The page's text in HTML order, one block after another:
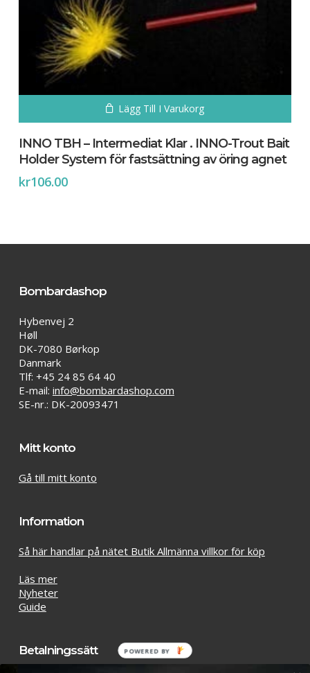
Lägg Till I Varukorg
INNO TBH – Intermediat Klar . INNO-Trout Bait
Holder System för fastsättning av öring agnet
kr106.00
Bombardashop
Hybenvej 2
Høll
DK-7080 Børkop
Danmark
Tlf: +45 24 85 64 40
E-mail: info@bombardashop.com
SE-nr.: DK-20093471
Mitt konto
Gå till mitt konto
Information
Så här handlar på nätet Butik Allmänna villkor för köp
Läs mer
Nyheter
Guide
Betalningssätt POWERED BY